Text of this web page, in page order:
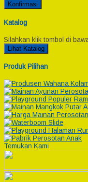
Konfirmasi
Katalog
Silahkan klik tombol di
Lihat Katalog
Produk Pilihan
Temukan Kami